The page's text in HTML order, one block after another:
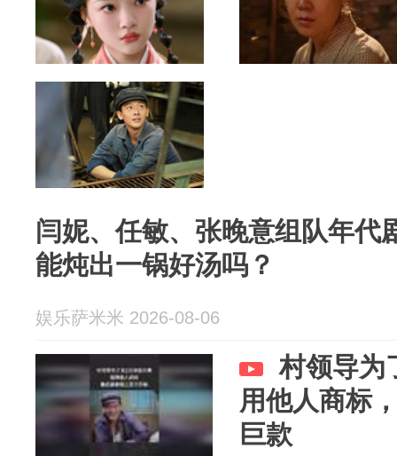
闫妮、任敏、张晚意组队年代
能炖出一锅好汤吗？
娱乐萨米米 2026-08-06
村领导为
用他人商标
巨款